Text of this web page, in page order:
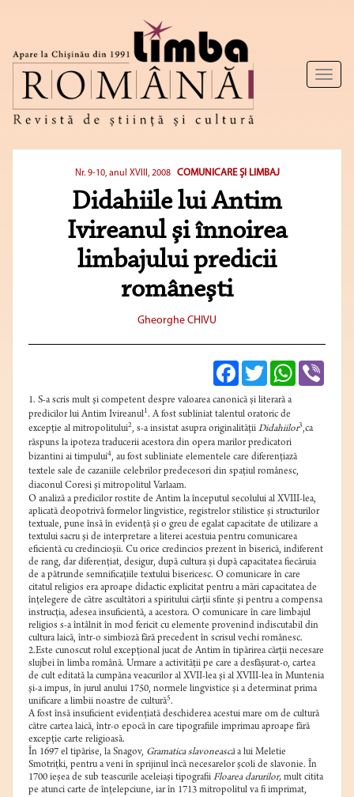
Toggle
Nr. 9-10, anul XVIII, 2008 COMUNICARE ŞI LIMBAJ
Didahiile lui Antim
Ivireanul şi înnoirea
limbajului predicii
româneşti
Gheorghe CHIVU
FacebookTwitterWhatsApp
1. S-a scris mult şi competent despre valoarea canonică şi literară a
predicilor lui Antim Ivireanul1. A fost subliniat talentul oratoric de
excepţie al mitropolitului2, s-a insistat asupra originalităţii Didahiilor3,ca
răspuns la ipoteza traducerii acestora din opera marilor predicatori
bizantini ai timpului4, au fost subliniate elementele care diferenţiază
textele sale de cazaniile celebrilor predecesori din spaţiul românesc,
diaconul Coresi şi mitropolitul Varlaam.
O analiză a predicilor rostite de Antim la începutul secolului al XVIII-lea,
aplicată deopotrivă formelor lingvistice, registrelor stilistice şi structurilor
textuale, pune însă în evidenţă şi o greu de egalat capacitate de utilizare a
textului sacru şi de interpretare a literei acestuia pentru comunicarea
eficientă cu credincioşii. Cu orice credincios prezent în biserică, indiferent
de rang, dar diferenţiat, desigur, după cultura şi după capacitatea fiecăruia
de a pătrunde semnificaţiile textului bisericesc. O comunicare în care
citatul religios era aproape didactic explicitat pentru a mări capacitatea de
înţelegere de către ascultători a spiritului cărţii sfinte şi pentru a compensa
instrucţia, adesea insuficientă, a acestora. O comunicare în care limbajul
religios s-a întâlnit în mod fericit cu elemente provenind indiscutabil din
cultura laică, într-o simbioză fără precedent în scrisul vechi românesc.
2.Este cunoscut rolul excepţional jucat de Antim în tipărirea cărţii necesare
slujbei în limba română. Urmare a activităţii pe care a desfăşurat-o, cartea
de cult editată la cumpăna veacurilor al XVII-lea şi al XVIII-lea în Muntenia
şi-a impus, în jurul anului 1750, normele lingvistice şi a determinat prima
unificare a limbii noastre de cultură5.
A fost însă insuficient evidenţiată deschiderea acestui mare om de cultură
către cartea laică, într-o epocă în care tipografiile imprimau aproape fără
excepţie carte religioasă.
În 1697 el tipărise, la Snagov, Gramatica slavoneascăa lui Meletie
Smotriţki, pentru a veni în sprijinul încă necesarelor şcoli de slavonie. În
1700 ieşea de sub teascurile aceleiaşi tipografii Floarea darurilor, mult citita
pe atunci carte de înţelepciune, iar în 1713 mitropolitul va fi imprimat,